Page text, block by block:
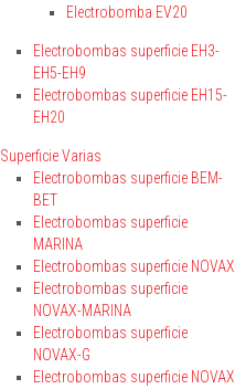
Electrobomba EV20
Electrobombas superficie EH3-
EH5-EH9
Electrobombas superficie EH15-
EH20
Superficie Varias
Electrobombas superficie BEM-
BET
Electrobombas superficie
MARINA
Electrobombas superficie NOVAX
Electrobombas superficie
NOVAX-MARINA
Electrobombas superficie
NOVAX-G
Electrobombas superficie NOVAX